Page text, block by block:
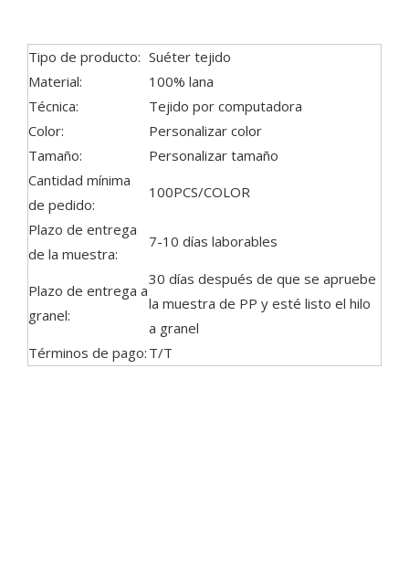
Tipo de producto: Suéter tejido
Material:
100% lana
Técnica:
Tejido por computadora
Color:
Personalizar color
Tamaño:
Personalizar tamaño
Cantidad mínima
de pedido:
100PCS/COLOR
Plazo de entrega
de la muestra:
7-10 días laborables
Plazo de entrega a
granel:
30 días después de que se apruebe
la muestra de PP y esté listo el hilo
a granel
Términos de pago: T/T